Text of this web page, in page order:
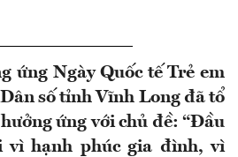
ứng Ngày Quốc tế Trẻ em
số tỉnh Vĩnh Long đã tổ
ứng với chủ đề: “Đầu
vì hạnh phúc gia đình, vì